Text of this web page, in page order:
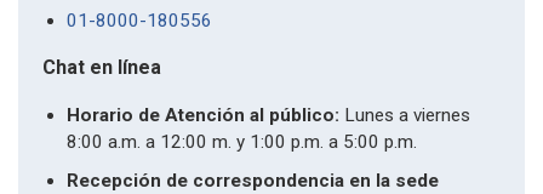
01-8000-180556
Chat en línea
Horario de Atención al público: Lunes a viernes
8:00 a.m. a 12:00 m. y 1:00 p.m. a 5:00 p.m.
Recepción de correspondencia en la sede